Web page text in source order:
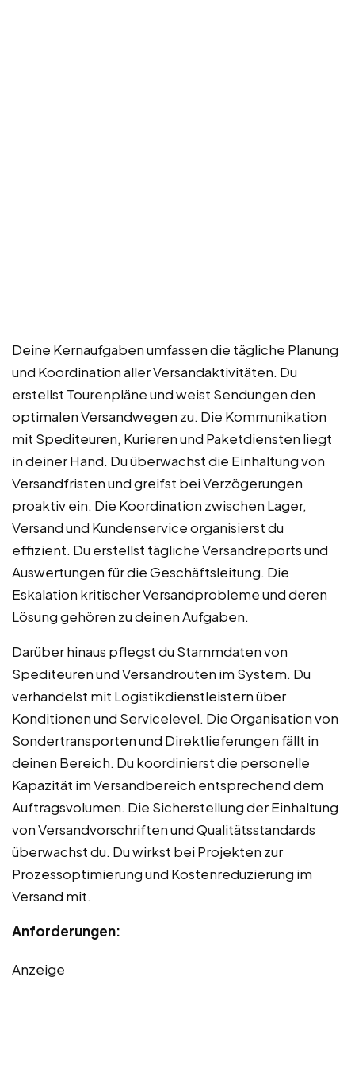
Deine Kernaufgaben umfassen die tägliche Planung
und Koordination aller Versandaktivitäten. Du
erstellst Tourenpläne und weist Sendungen den
optimalen Versandwegen zu. Die Kommunikation
mit Spediteuren, Kurieren und Paketdiensten liegt
in deiner Hand. Du überwachst die Einhaltung von
Versandfristen und greifst bei Verzögerungen
proaktiv ein. Die Koordination zwischen Lager,
Versand und Kundenservice organisierst du
effizient. Du erstellst tägliche Versandreports und
Auswertungen für die Geschäftsleitung. Die
Eskalation kritischer Versandprobleme und deren
Lösung gehören zu deinen Aufgaben.
Darüber hinaus pflegst du Stammdaten von
Spediteuren und Versandrouten im System. Du
verhandelst mit Logistikdienstleistern über
Konditionen und Servicelevel. Die Organisation von
Sondertransporten und Direktlieferungen fällt in
deinen Bereich. Du koordinierst die personelle
Kapazität im Versandbereich entsprechend dem
Auftragsvolumen. Die Sicherstellung der Einhaltung
von Versandvorschriften und Qualitätsstandards
überwachst du. Du wirkst bei Projekten zur
Prozessoptimierung und Kostenreduzierung im
Versand mit.
Anforderungen:
Anzeige